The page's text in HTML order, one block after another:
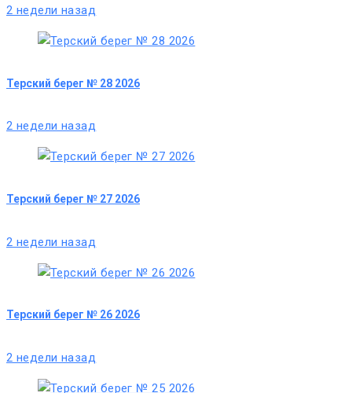
2 недели назад
Терский берег № 28 2026
2 недели назад
Терский берег № 27 2026
2 недели назад
Терский берег № 26 2026
2 недели назад